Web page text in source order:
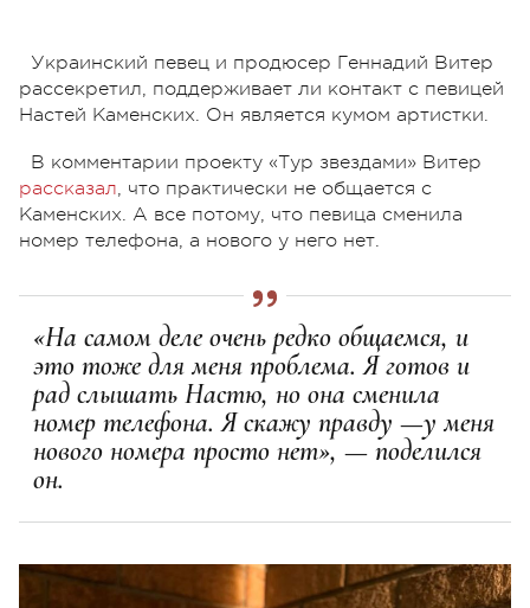
Украинский певец и продюсер Геннадий Витер
рассекретил, поддерживает ли контакт с певицей
Настей Каменских. Он является кумом артистки.
В комментарии проекту «Тур звездами» Витер
рассказал, что практически не общается с
Каменских. А все потому, что певица сменила
номер телефона, а нового у него нет.
«На самом деле очень редко общаемся, и
это тоже для меня проблема. Я готов и
рад слышать Настю, но она сменила
номер телефона. Я скажу правду —у меня
нового номера просто нет», — поделился
он.